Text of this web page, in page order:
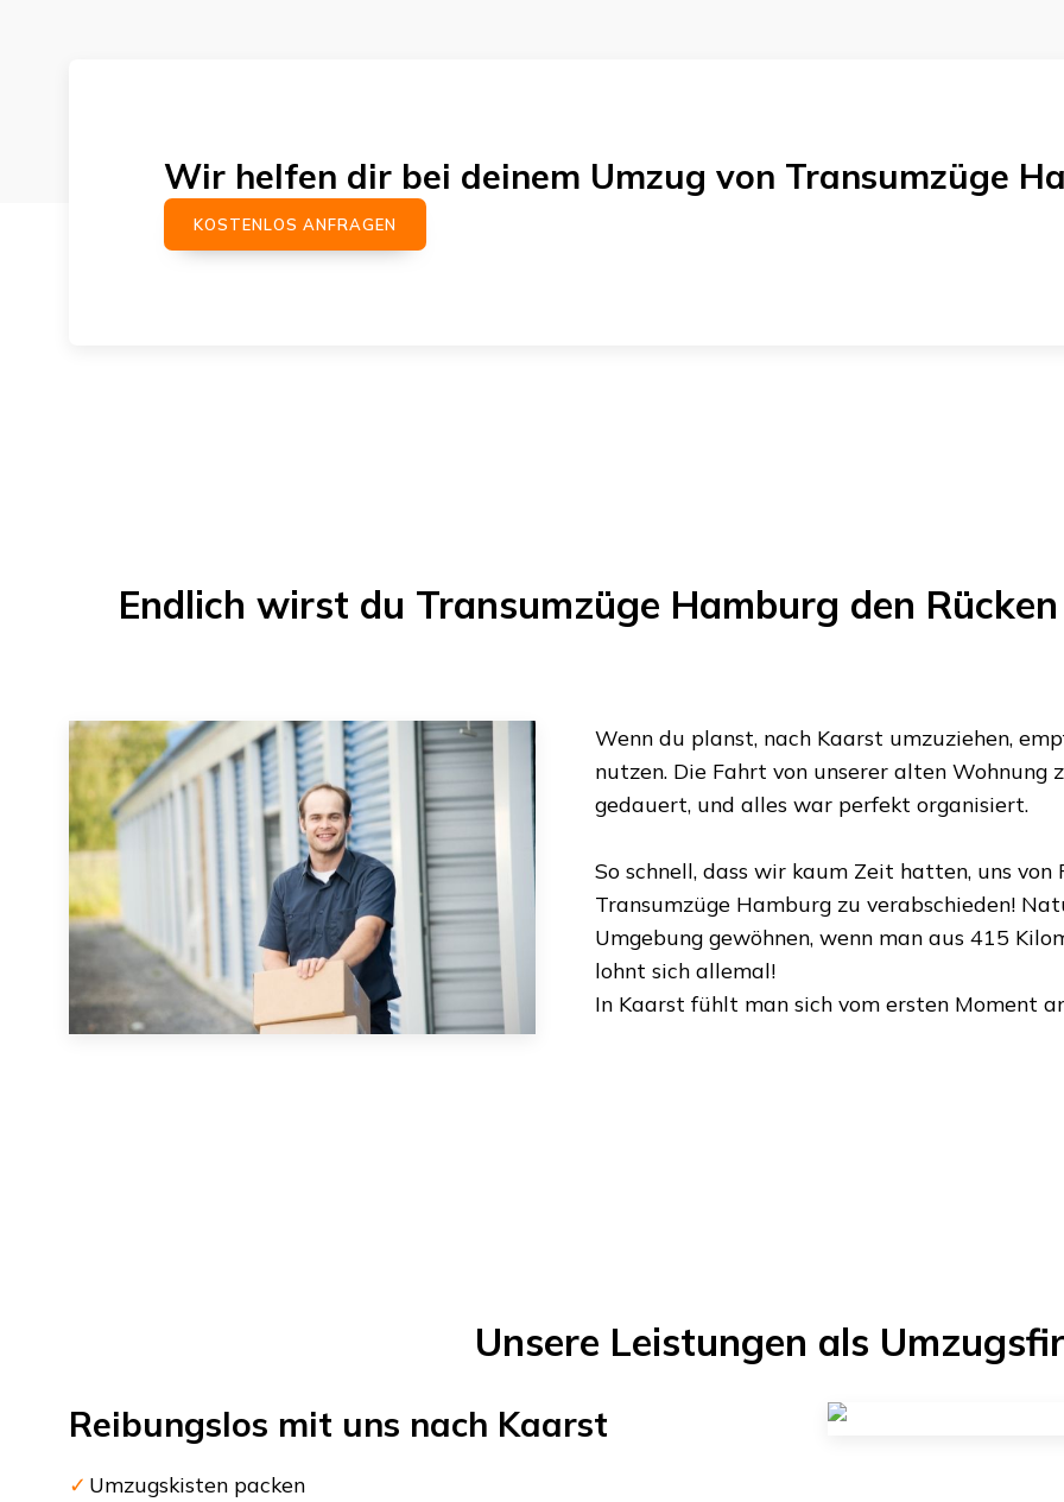
Wir helfen dir bei deinem Umzug von Transumzüge
KOSTENLOS ANFRAGEN
Endlich wirst du Transumzüge Hamburg den
Wenn du planst, nach Kaarst umzuziehen,
nutzen. Die Fahrt von unserer alten Wohnung
gedauert, und alles war perfekt organisiert.
So schnell, dass wir kaum Zeit hatten, uns von
Transumzüge Hamburgzu verabschieden!
Umgebung gewöhnen, wenn man aus 415
lohnt sich allemal!
In Kaarst fühlt man sich vom ersten Moment
Unsere Leistungen als
Reibungslos mit uns nach Kaarst
Umzugskisten packen